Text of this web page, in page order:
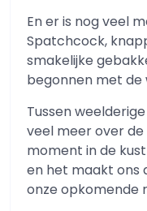
En er is nog veel
Spatchcock,
smakelijke
begonnen met de
Tussen
veel meer over de
moment in de
en het maakt ons
onze opkomende